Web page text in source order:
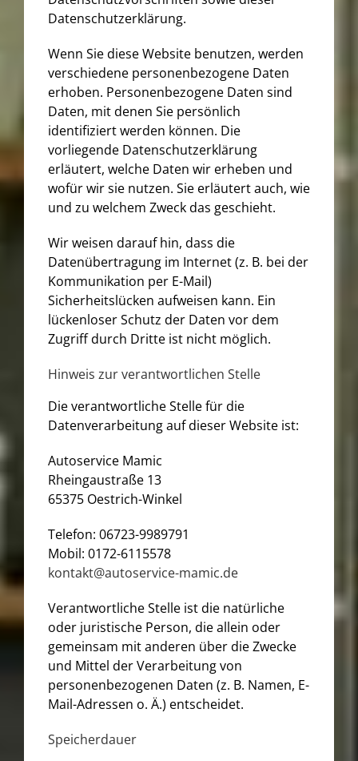
Datenschutzerklärung.
Wenn Sie diese Website benutzen, werden
verschiedene personenbezogene Daten
erhoben. Personenbezogene Daten sind
Daten, mit denen Sie persönlich
identifiziert werden können. Die
vorliegende Datenschutzerklärung
erläutert, welche Daten wir erheben und
wofür wir sie nutzen. Sie erläutert auch, wie
und zu welchem Zweck das geschieht.
Wir weisen darauf hin, dass die
Datenübertragung im Internet (z. B. bei der
Kommunikation per E-Mail)
Sicherheitslücken aufweisen kann. Ein
lückenloser Schutz der Daten vor dem
Zugriff durch Dritte ist nicht möglich.
Hinweis zur verantwortlichen Stelle
Die verantwortliche Stelle für die
Datenverarbeitung auf dieser Website ist:
Autoservice Mamic
Rheingaustraße 13
65375 Oestrich-Winkel
Telefon: 06723-9989791
Mobil: 0172-6115578
kontakt@autoservice-mamic.de
Verantwortliche Stelle ist die natürliche
oder juristische Person, die allein oder
gemeinsam mit anderen über die Zwecke
und Mittel der Verarbeitung von
personenbezogenen Daten (z. B. Namen, E-
Mail-Adressen o. Ä.) entscheidet.
Speicherdauer